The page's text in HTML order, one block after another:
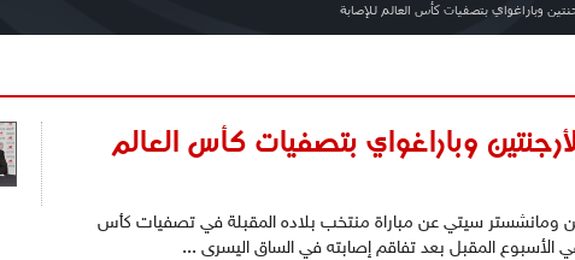
وباراغواي بتصفيات كأس العالم للإصابة
وباراغواي بتصفيات كأس العالم
ومانشستر سيتي عن مباراة منتخب بلاده المقبلة في تصفيات كأس